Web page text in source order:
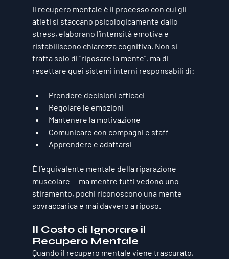
Il recupero mentale è il processo con cui gli
atleti si staccano psicologicamente dallo
stress, elaborano l’intensità emotiva e
ristabiliscono chiarezza cognitiva. Non si
tratta solo di “riposare la mente”, ma di
resettare quei sistemi interni responsabili di:
Prendere decisioni efficaci
Regolare le emozioni
Mantenere la motivazione
Comunicare con compagni e staff
Apprendere e adattarsi
È l’equivalente mentale della riparazione
muscolare — ma mentre tutti vedono uno
stiramento, pochi riconoscono una mente
sovraccarica e mai davvero a riposo.
Il Costo di Ignorare il
Recupero Mentale
Quando il recupero mentale viene trascurato,